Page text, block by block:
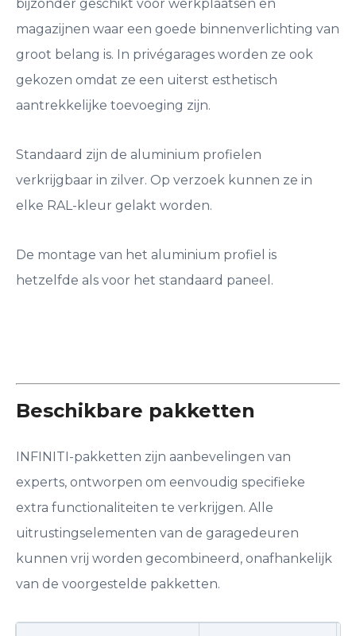
bijzonder geschikt voor werkplaatsen en
magazijnen waar een goede binnenverlichting van
groot belang is. In privégarages worden ze ook
gekozen omdat ze een uiterst esthetisch
aantrekkelijke toevoeging zijn.
Standaard zijn de aluminium profielen
verkrijgbaar in zilver. Op verzoek kunnen ze in
elke RAL-kleur gelakt worden.
De montage van het aluminium profiel is
hetzelfde als voor het standaard paneel.
Beschikbare pakketten
INFINITI-pakketten zijn aanbevelingen van
experts, ontworpen om eenvoudig specifieke
extra functionaliteiten te verkrijgen. Alle
uitrustingselementen van de garagedeuren
kunnen vrij worden gecombineerd, onafhankelijk
van de voorgestelde pakketten.